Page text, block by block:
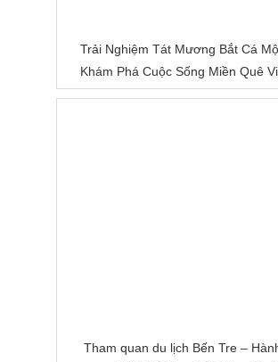
Trải Nghiệm Tát Mương Bắt Cá
Khám Phá Cuộc Sống Miền Quê
Tham quan du lịch Bến Tre –